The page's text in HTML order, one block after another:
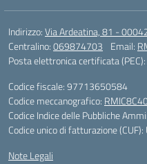
Indirizzo:Via Ardeatina, 81 -
Centralino:069874703 Email:
Posta elettronica certificata (PEC):
Codice fiscale: 97713650584
Codice meccanografico:
Codice Indice delle Pubbliche
Codice unico di fatturazione (CUF):
Note Legali